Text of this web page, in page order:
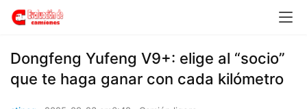
Dongfeng Yufeng V9+: elige al “socio”
que te haga ganar con cada kilómetro